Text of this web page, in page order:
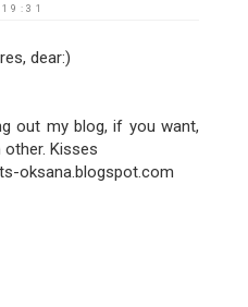
dear:)
out my blog, if you want,
Kisses
oksana.blogspot.com